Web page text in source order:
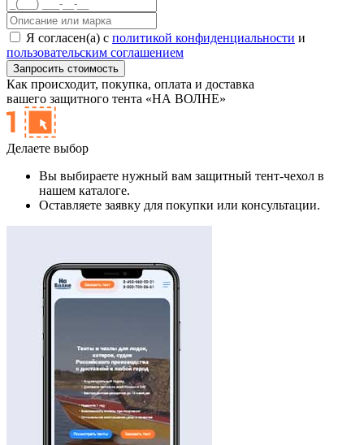
Я согласен(а) с политикой конфиденциальности и
пользовательским соглашением
Как происходит, покупка, оплата и доставка
вашего защитного тента «НА ВОЛНЕ»
Делаете выбор
Вы выбираете нужный вам защитный тент-чехол в
нашем каталоге.
Оставляете заявку для покупки или консультации.